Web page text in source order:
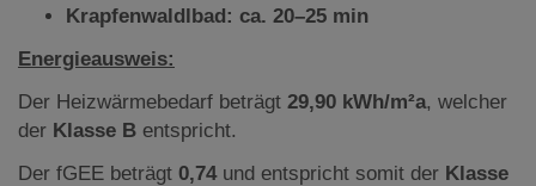
Krapfenwaldlbad: ca. 20–25 min
Energieausweis:
Der Heizwärmebedarf beträgt 29,90 kWh/m²a, welcher
der Klasse B entspricht.
Der fGEE beträgt 0,74und entspricht somit der Klasse